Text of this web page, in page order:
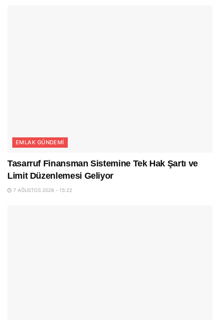
EMLAK GÜNDEMI
Tasarruf Finansman Sistemine Tek Hak Şartı ve
Limit Düzenlemesi Geliyor
7 AĞUSTOS 2026 - 15:22